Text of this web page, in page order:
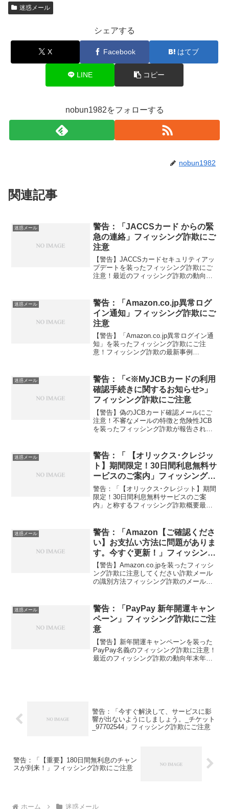
迷惑メール
シェアする
X Facebook はてブ
LINE コピー
nobun1982をフォローする
nobun1982
関連記事
迷惑メール
警告：「JACCSカード からの緊
急の連絡」フィッシング詐欺にご
注意
【警告】JACCSカードセキュリティアッ
プデートを装ったフィッシング詐欺にご
注意！最近のフィッシング詐欺の動向フ
て、個人情報を詐取しようとします。最
近、JACCSカード...
迷惑メール
警告：「Amazon.co.jp異常ログ
イン通知」フィッシング詐欺にご
注意
【警告】「Amazon.co.jp異常ログイン通
知」を装ったフィッシング詐欺にご注
意！フィッシング詐欺の最新事例
のメールは正式な通知に見せかけ、個人
情報を不...
迷惑メール
警告：「<※MyJCBカードの利用
確認手続きに関するお知らせ>」
フィッシング詐欺にご注意
【警告】偽のJCBカード確認メールにご
注意！不審なメールの特徴と危険性JCB
を装ったフィッシング詐欺が報告されて
ルの内容件名: ※MyJCBカードの利用確
認手続きに関す...
迷惑メール
警告：「 【オリックス･クレジッ
ト】期間限定！30日間利息無料サ
ービスのご案内」フィッシング詐
欺にご注意
警告：「【オリックス･クレジット】期間
限定！30日間利息無料サービスのご案
内」と称するフィッシング詐欺概要最
す。このメールは、ユーザーのログイン
情報や金融情報を不正に取得...
迷惑メール
警告：「Amazon【ご確認くださ
い】お支払い方法に問題がありま
す。今すぐ更新！」フィッシング
詐欺にご注意
【警告】Amazon.co.jpを装ったフィッシ
ング詐欺に注意してください詐欺メール
の識別方法フィッシング詐欺のメールは
きます。メール本文お客様ご登録の支払
い方法に問題...
迷惑メール
警告：「PayPay 新年開運キャン
ペーン」フィッシング詐欺にご注
意
【警告】新年開運キャンペーンを装った
PayPay名義のフィッシング詐欺に注意！
最近のフィッシング詐欺の動向年末年始
警告：「今すぐ解決して、サービスに影
響が出ないようにしましょう。_チケット
_97702544」フィッシング詐欺にご注意
警告：「【重要】180日間無利息のチャン
スが到来！」フィッシング詐欺にご注意
ホーム 迷惑メール